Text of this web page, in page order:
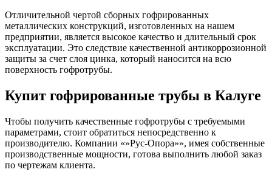
Отличительной чертой сборных гофрированных
металлических конструкций, изготовленных на нашем
предприятии, является высокое качество и длительный срок
эксплуатации. Это следствие качественной антикоррозионной
защиты за счет слоя цинка, который наносится на всю
поверхность гофротрубы.
Купит гофрированные трубы в Калуге
Чтобы получить качественные гофротрубы с требуемыми
параметрами, стоит обратиться непосредственно к
производителю. Компании «»Рус-Опора»», имея собственные
производственные мощности, готова выполнить любой заказ
по чертежам клиента.